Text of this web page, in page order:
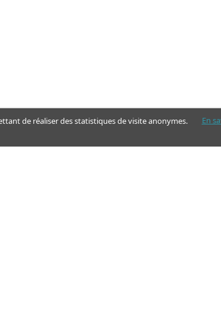
de réaliser des statistiques de visite anonymes.
En